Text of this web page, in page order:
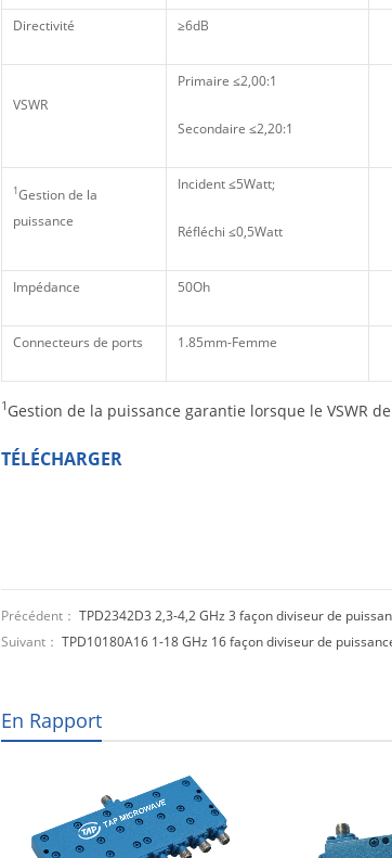
Directivité ≥6dB
VSWR
Primaire ≤2,00:1
Secondaire ≤2,20:1
1Gestion de la
puissance
Incident ≤5Watt;
Réfléchi ≤0,5Watt
Impédance 50Oh
Connecteurs de ports 1.85mm-Femme
1 Gestion de la puissance garantie lorsque le VSWR
TÉLÉCHARGER
Précédent： TPD2342D3 2,3-4,2 GHz 3 façon diviseur de
Suivant： TPD10180A16 1-18 GHz 16 façon diviseur de
En Rapport